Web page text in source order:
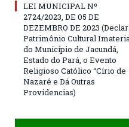
LEI MUNICIPAL Nº
2724/2023, DE 05 DE
DEZEMBRO DE 2023
Patrimônio Cultural
do Município de Jacundá,
Estado do Pará, o Evento
Religioso Católico “Círio de
Nazaré e Dá Outras
Providencias)